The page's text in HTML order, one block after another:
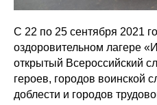
С 22 по 25 сентября 2021
оздоровительном лагере
открытый Всероссийский
героев, городов воинской
доблести и городов